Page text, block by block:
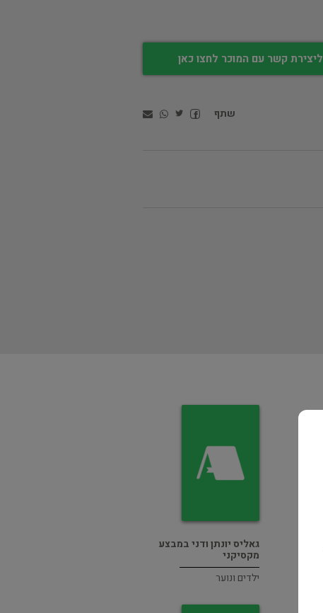
ליצירת קשר עם המוכר לחצו כאן
שתף
גאליס יונתן ודני במבצע
מקסיקני
ילדים ונוער